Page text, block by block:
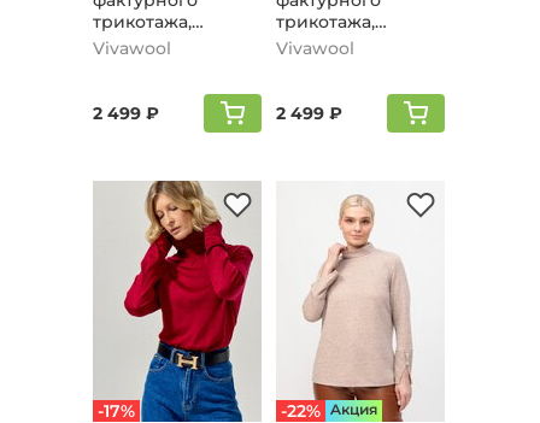
трикотажа,
оливковый
Vivawool
2 499 ₽
трикотажа,
брусничный
Vivawool
2 499 ₽
-17%
-22% Aкция